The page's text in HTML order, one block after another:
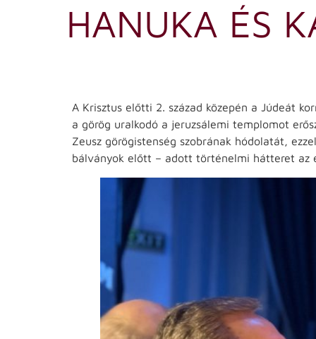
HANUKA ÉS
A Krisztus előtti 2. század közepén a Júdeát
a görög uralkodó a jeruzsálemi templomot
Zeusz görögistenség szobrának hódolatát,
bálványok előtt – adott történelmi hátteret az